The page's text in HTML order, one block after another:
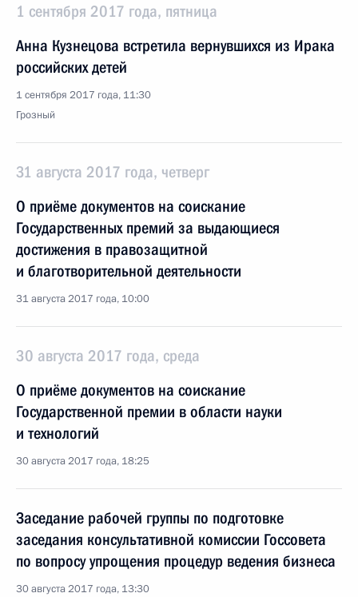
1 сентября 2017 года, пятница
Анна Кузнецова встретила вернувшихся из Ирака
российских детей
1 сентября 2017 года, 11:30
Грозный
31 августа 2017 года, четверг
О приёме документов на соискание
Государственных премий за выдающиеся
достижения в правозащитной
и благотворительной деятельности
31 августа 2017 года, 10:00
30 августа 2017 года, среда
О приёме документов на соискание
Государственной премии в области науки
и технологий
30 августа 2017 года, 18:25
Заседание рабочей группы по подготовке
заседания консультативной комиссии Госсовета
по вопросу упрощения процедур ведения бизнеса
30 августа 2017 года, 13:30